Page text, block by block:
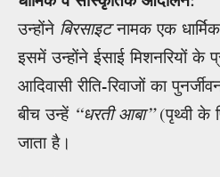
उन्होंने बिरसाइटनामक एक
इसमें उन्होंने ईसाई मिशनरियों के
आदिवासी रीति-रिवाजों का
बीच उन्हें “धरती आबा”(पृथ्वी के
जाता है।